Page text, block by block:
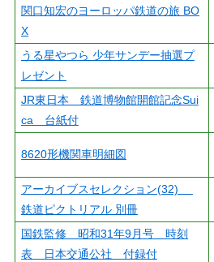
関口知宏のヨーロッパ鉄道の旅 BO
X
うる星やつら 少年サンデー抽選プ
レゼント
JR東日本 鉄道博物館開館記念Sui
ca 台紙付
8620形機関車明細図
アーカイブスセレクション(32)
鉄道ピクトリアル 別冊
国鉄監修 昭和31年9月号 時刻
表 日本交通公社 付録付